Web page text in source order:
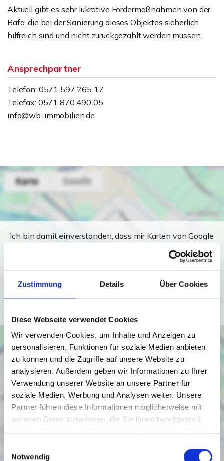
Zustimmung Details Über Cookies
Diese Webseite verwendet Cookies
Wir verwenden Cookies, um Inhalte und Anzeigen zu
personalisieren, Funktionen für soziale Medien anbieten
zu können und die Zugriffe auf unsere Website zu
analysieren. Außerdem geben wir Informationen zu Ihrer
Verwendung unserer Website an unsere Partner für
soziale Medien, Werbung und Analysen weiter. Unsere
Partner führen diese Informationen möglicherweise mit
weiteren Daten zusammen, die Sie ihnen bereitgestellt
Notwendig
Aktuell gibt es sehr lukrative Fördermaßnahmen von der
Bafa, die bei der Sanierung dieses Objektes sicherlich
hilfreich sind und nicht zurückgezahlt werden müssen.
Ansprechpartner
Telefon: 0571 597 265 17
Telefax: 0571 870 490 05
info@wb-immobilien.de
Ich bin damit einverstanden, dass mir Karten von Google
Datenschutzbedingungen von Google
Ich bin einverstanden